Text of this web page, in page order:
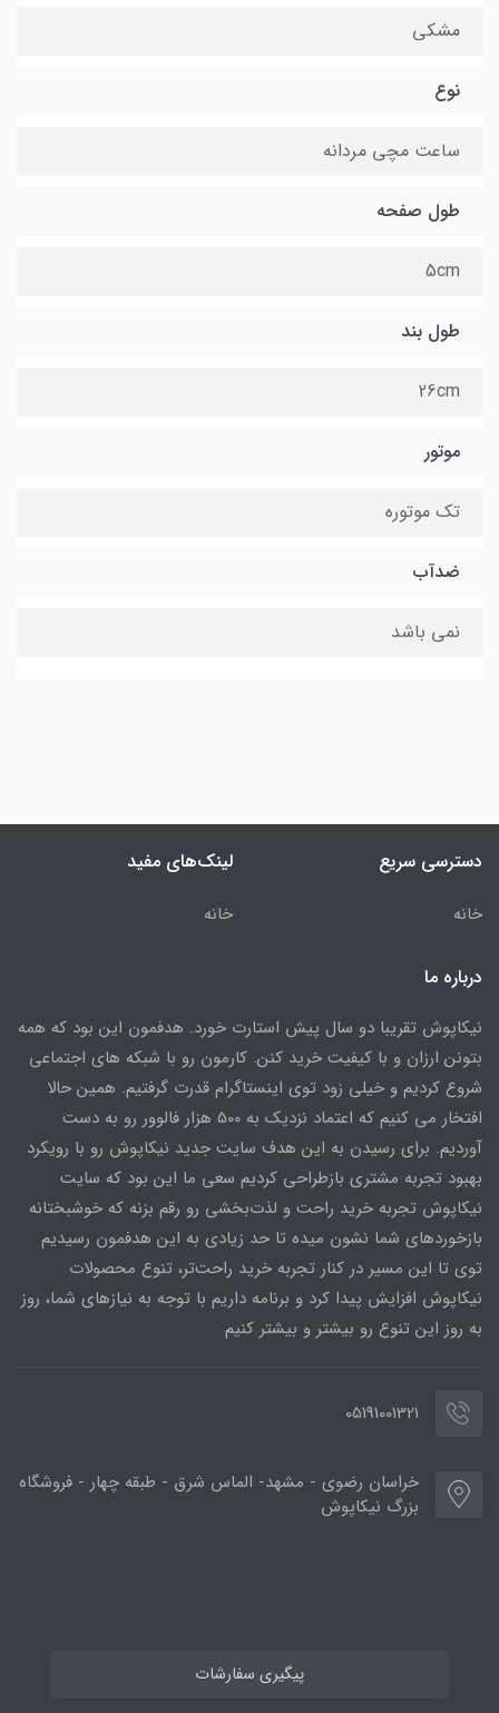
مشکی
نوع
ساعت مچی مردانه
طول صفحه
5cm
طول بند
26cm
موتور
تک موتوره
ضدآب
نمی باشد
دسترسی سریع
خانه
لینک‌های مفید
خانه
درباره ما
نیکاپوش تقریبا دو سال پیش استارت خورد. هدفمون این بود که همه
بتونن ارزان و با کیفیت خرید کنن. کارمون رو با شبکه های اجتماعی
شروع کردیم و خیلی زود توی اینستاگرام قدرت گرفتیم. همین حالا
افتخار می کنیم که اعتماد نزدیک به 500 هزار فالوور رو به دست
آوردیم. برای رسیدن به این هدف سایت جدید نیکاپوش رو با رویکرد
بهبود تجربه مشتری بازطراحی کردیم سعی ما این بود که سایت
نیکاپوش تجربه خرید راحت و لذت‌بخشی رو رقم بزنه که خوشبختانه
بازخوردهای شما نشون میده تا حد زیادی به این هدفمون رسیدیم
توی تا این مسیر در کنار تجربه خرید راحت‌تر، تنوع محصولات
نیکاپوش افزایش پیدا کرد و برنامه داریم با توجه به نیازهای شما، روز
به روز این تنوع رو بیشتر و بیشتر کنیم
05191001321
خراسان رضوی - مشهد- الماس شرق - طبقه چهار - فروشگاه
بزرگ نیکاپوش
پیگیری سفارشات